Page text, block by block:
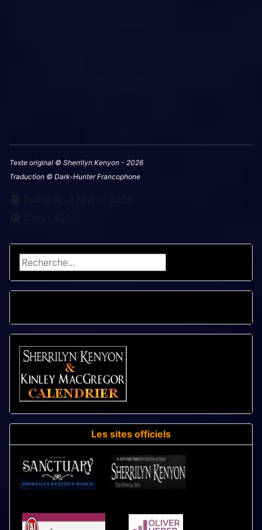
Rechercher
Les sites officiels
Texte original © Sherrilyn Kenyon - 2026
Traduction © Dark-Hunter Francophone